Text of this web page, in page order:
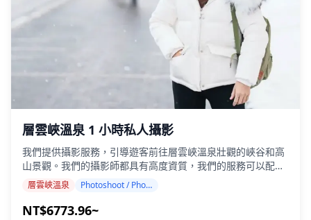
be2d-e9b828705dba.png) ![]
(https://assets.hldycdn.com/1934fc1d-c4ae-4044-b4c1-
層雲峽溫泉 1 小時私人攝影
我們提供攝影服務，引導遊客前往層雲峽溫泉壯觀的峽谷和高
山景觀。我們的攝影師都具有高度資質，我們的服務可以配合
您的旅行行程，在 200 米高的懸崖峽谷、銀河和流星瀑布以及
日本最早的秋葉（可通過纜車到達）捕捉自然構圖。 攝影服務
可在層雲峽溫泉的任何地點進行，最多可提前 3 天預訂。我們
層雲峽溫泉 Photoshoot / Photo tour
NT$6773.96~